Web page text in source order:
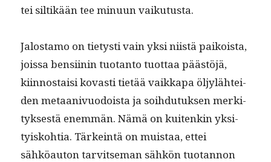
tei siltikään tee min­u­un vaikutusta.
Jalosta­mo on tietysti vain yksi niistä paikoista,
jois­sa ben­si­inin tuotan­to tuot­taa päästöjä,
kiin­nos­taisi kovasti tietää vaikka­pa öljylähtei­
den metaanivuodoista ja soi­h­du­tuk­sen merk­i­
tyk­ses­tä enem­män. Nämä on kuitenkin yksi­
tyisko­htia. Tärkein­tä on muis­taa, ettei
sähköau­ton tarvit­se­man sähkön tuotan­non